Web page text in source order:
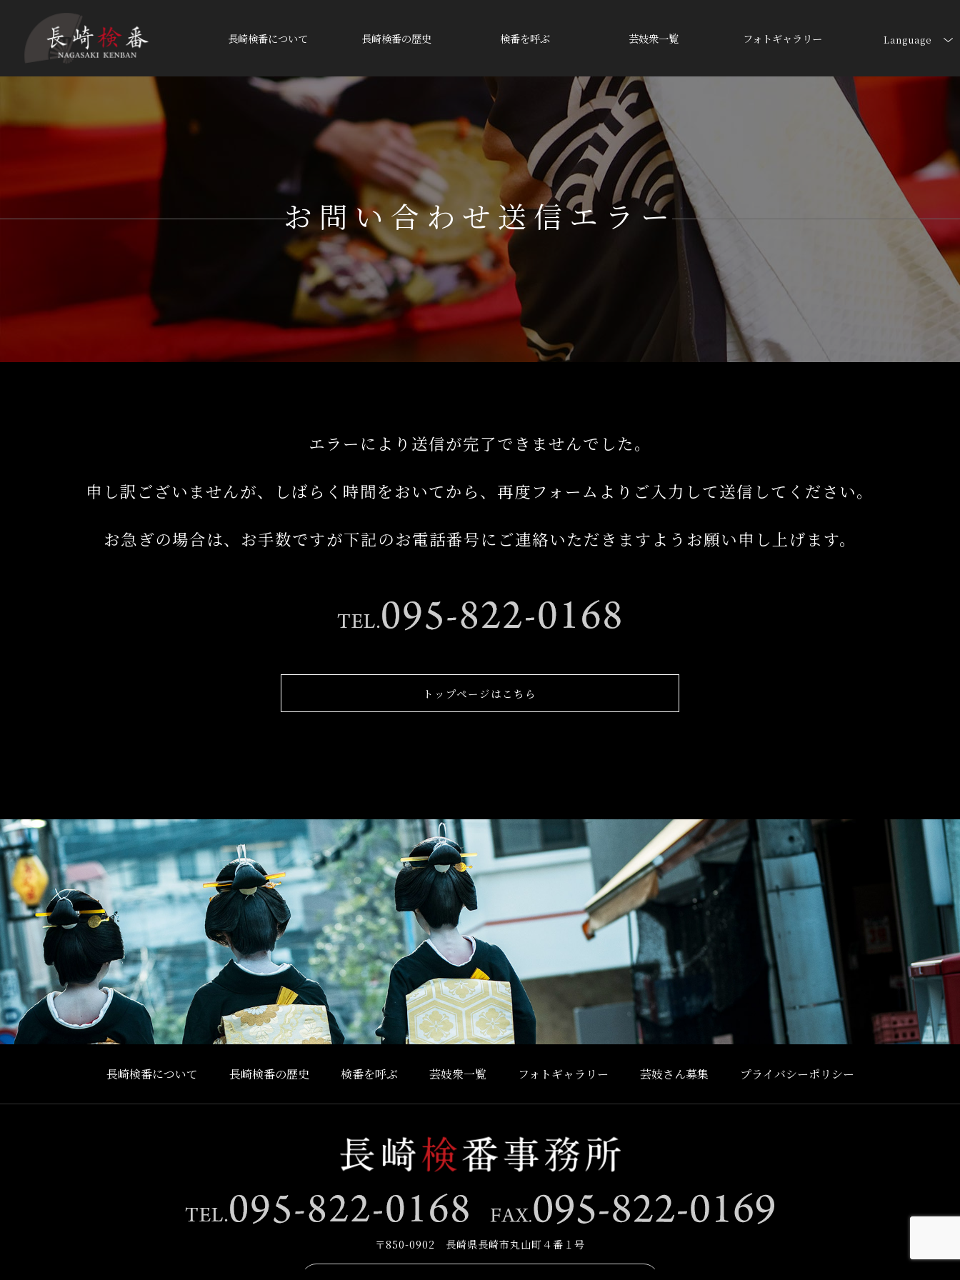
Language
長崎検番について 長崎検番の歴史 検番を呼ぶ 芸妓衆一覧 フォトギャラリー
お問い合わせ送信エラー
エラーにより送信が完了できませんでした。
申し訳ございませんが、しばらく時間をおいてから、再度フォームよりご入力して送信してください。
お急ぎの場合は、お手数ですが下記のお電話番号にご連絡いただきますようお願い申し上げます。
トップページはこちら
長崎検番について 長崎検番の歴史 検番を呼ぶ 芸妓衆一覧 フォトギャラリー 芸妓さん募集 プライバシーポリシー
〒850-0902 長崎県長崎市丸山町４番１号